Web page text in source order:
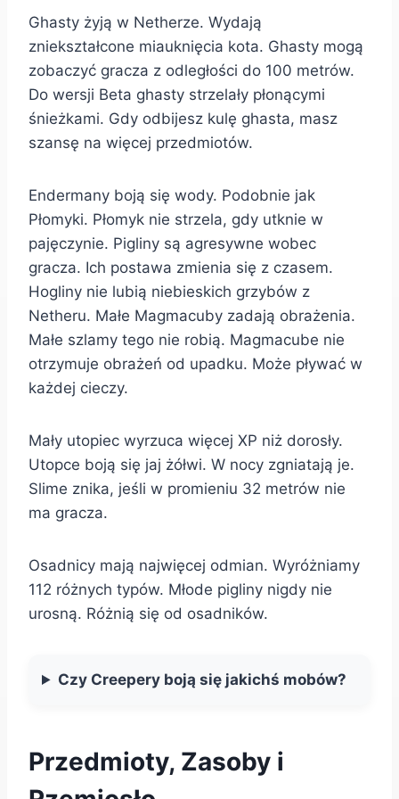
Ghasty żyją w Netherze. Wydają
zniekształcone miauknięcia kota. Ghasty mogą
zobaczyć gracza z odległości do 100 metrów.
Do wersji Beta ghasty strzelały płonącymi
śnieżkami. Gdy odbijesz kulę ghasta, masz
szansę na więcej przedmiotów.
Endermany boją się wody. Podobnie jak
Płomyki. Płomyk nie strzela, gdy utknie w
pajęczynie. Pigliny są agresywne wobec
gracza. Ich postawa zmienia się z czasem.
Hogliny nie lubią niebieskich grzybów z
Netheru. Małe Magmacuby zadają obrażenia.
Małe szlamy tego nie robią. Magmacube nie
otrzymuje obrażeń od upadku. Może pływać w
każdej cieczy.
Mały utopiec wyrzuca więcej XP niż dorosły.
Utopce boją się jaj żółwi. W nocy zgniatają je.
Slime znika, jeśli w promieniu 32 metrów nie
ma gracza.
Osadnicy mają najwięcej odmian. Wyróżniamy
112 różnych typów. Młode pigliny nigdy nie
urosną. Różnią się od osadników.
Czy Creepery boją się jakichś mobów?
Przedmioty, Zasoby i